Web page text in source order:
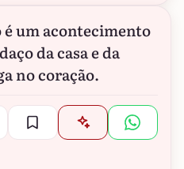
é um acontecimento
da casa e da
no coração.